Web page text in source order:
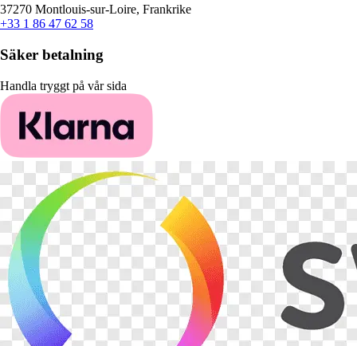
37270 Montlouis-sur-Loire, Frankrike
+33 1 86 47 62 58
Säker betalning
Handla tryggt på vår sida